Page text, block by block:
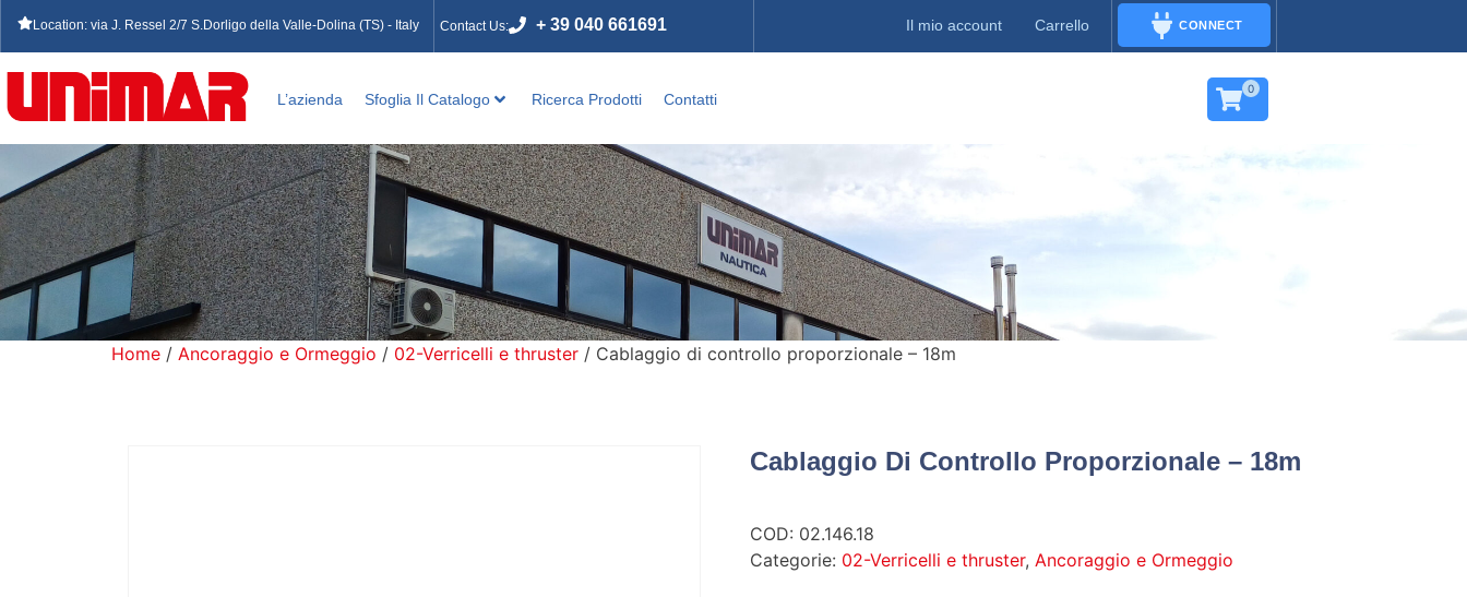
Location: via J. Ressel 2/7 S.Dorligo della Valle-Dolina (TS) - Italy Contact Us: + 39 040 661691 Il mio account Carrello CONNECT
L’azienda Sfoglia Il Catalogo Ricerca Prodotti Contatti
0
Home / Ancoraggio e Ormeggio / 02-Verricelli e thruster / Cablaggio di controllo proporzionale – 18m
Cablaggio Di Controllo Proporzionale – 18m
COD: 02.146.18
Categorie: 02-Verricelli e thruster, Ancoraggio e Ormeggio